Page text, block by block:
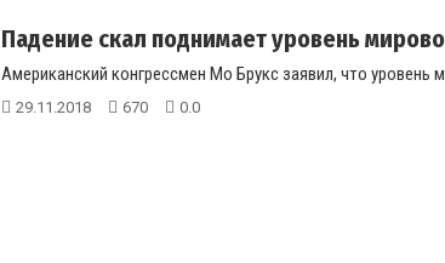
Падение скал поднимает уровень
Американский конгрессмен Мо Брукс заявил, что уровень
29.11.2018 670 0.0